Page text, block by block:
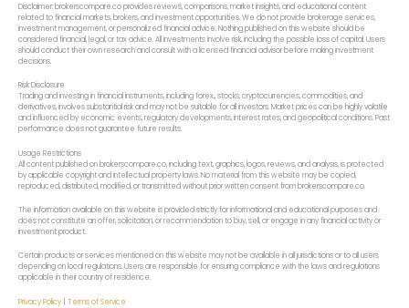
Disclaimer: brokerscompare.co provides reviews, comparisons, market insights, and educational content
related to financial markets, brokers, and investment opportunities. We do not provide brokerage services,
investment management, or personalized financial advice. Nothing published on this website should be
considered financial, legal, or tax advice. All investments involve risk, including the possible loss of capital. Users
should conduct their own research and consult with a licensed financial advisor before making investment
decisions.
Risk Disclosure
Trading and investing in financial instruments, including forex,, stocks, cryptocurrencies, commodities, and
derivatives, involves substantial risk and may not be suitable for all investors. Market prices can be highly volatile
and influenced by economic events, regulatory developments, interest rates, and geopolitical conditions. Past
performance does not guarantee future results.
Usage Restrictions
All content published on brokerscompare.co, including text, graphics, logos, reviews, and analysis, is protected
by applicable copyright and intellectual property laws. No material from this website may be copied,
reproduced, distributed, modified, or transmitted without prior written consent from brokerscompare.co.
The information available on this website is provided strictly for informational and educational purposes and
does not constitute an offer, solicitation, or recommendation to buy, sell, or engage in any financial activity or
investment product.
Certain products or services mentioned on this website may not be available in all jurisdictions or to all users
depending on local regulations. Users are responsible for ensuring compliance with the laws and regulations
applicable in their country of residence.
Privacy Policy Terms of Service